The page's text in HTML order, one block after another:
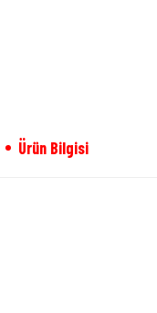
Ürün Bilgisi